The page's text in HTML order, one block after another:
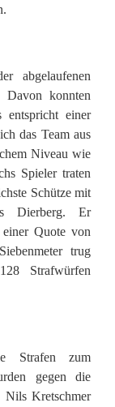
abgelaufenen
Davon konnten
entspricht einer
das Team aus
Niveau wie
Spieler traten
Schütze mit
Dierberg. Er
Quote von
trug
Strafwürfen
Strafen zum
gegen die
Nils Kretschmer